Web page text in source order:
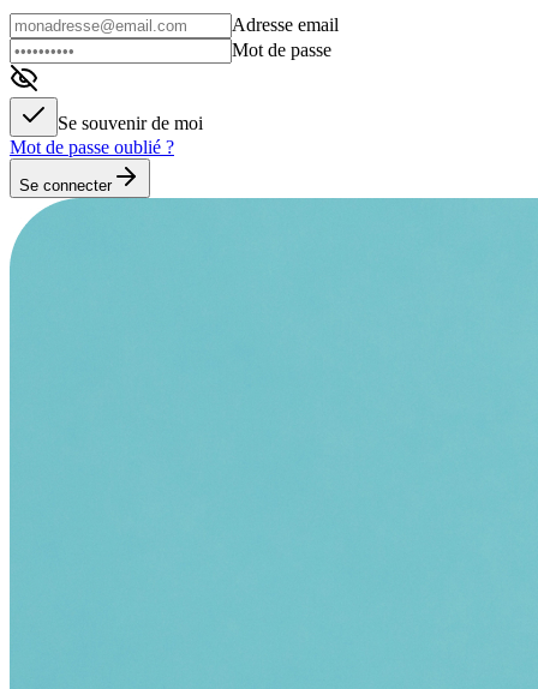
Adresse email
Mot de passe
Se souvenir de moi
Mot de passe oublié ?
Se connecter